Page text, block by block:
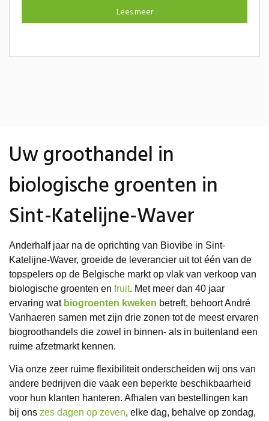
Lees meer
Uw groothandel in
biologische groenten in
Sint-Katelijne-Waver
Anderhalf jaar na de oprichting van Biovibe in Sint-
Katelijne-Waver, groeide de leverancier uit tot één van de
topspelers op de Belgische markt op vlak van verkoop van
biologische groenten en fruit. Met meer dan 40 jaar
ervaring wat biogroenten kweken betreft, behoort André
Vanhaeren samen met zijn drie zonen tot de meest ervaren
biogroothandels die zowel in binnen- als in buitenland een
ruime afzetmarkt kennen.
Via onze zeer ruime flexibiliteit onderscheiden wij ons van
andere bedrijven die vaak een beperkte beschikbaarheid
voor hun klanten hanteren. Afhalen van bestellingen kan
bij ons zes dagen op zeven, elke dag, behalve op zondag,